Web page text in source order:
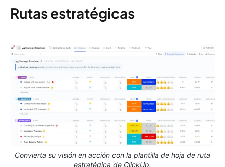
Rutas estratégicas
Convierta su visión en acción con la plantilla de hoja de ruta
estratégica de ClickUp.